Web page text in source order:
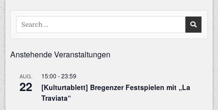
Search
Anstehende Veranstaltungen
AUG.
22
15:00 -23:59
[Kulturtablett] Bregenzer Festspielen mit „La
Traviata“